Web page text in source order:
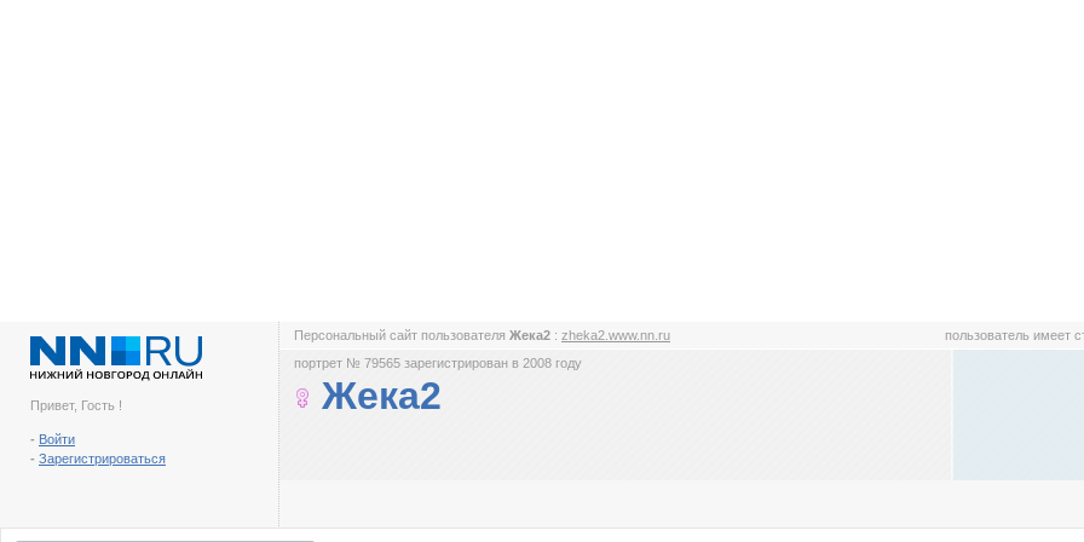
Привет, Гость !
- Войти
- Зарегистрироваться
Персональный сайт пользователя Жека2 : zheka2.www.nn.ru пользователь имеет
портрет № 79565 зарегистрирован в 2008 году
Жека2